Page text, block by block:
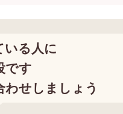
いる人に
です
わせしましょう